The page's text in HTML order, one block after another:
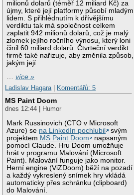
milionů dolarů (téměř 12 miliard Kč) za
újmy, které její platformy působí mladým
lidem. S přihlédnutím k dřívějšímu
verdiktu tak má společnost celkem
zaplatit 942 milionů dolarů, což je malý
zlomek jejího ročního výnosu, který loni
činil 60 miliard dolarů. Čtvrteční verdikt
firmě také nařizuje, aby změnila způsob,
jakým její
…více »
Ladislav Hagara
Komentářů: 5
MS Paint Doom
dnes 12:44 | Humor
Mark Russinovich (CTO v Microsoft
Azure) se na LinkedIn pochlubil
svým
projektem MS Paint Doom
napsaným
pomocí Claude. Hru Doom umožňuje
hrát v programu Malování (Microsoft
Paint). Malování funguje jako monitor.
Herní engine (ViZDoom) běží na pozadí
a každý vykreslený snímek hry vkládá
automaticky přes schránku (clipboard)
do Malování.